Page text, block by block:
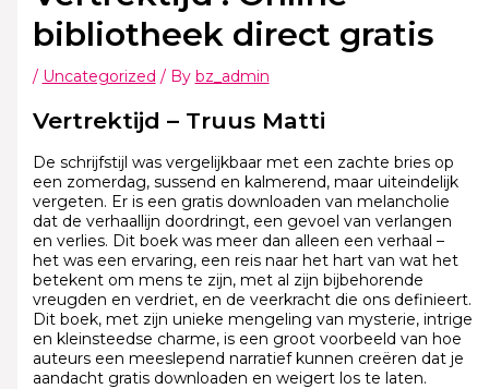
bibliotheek direct gratis
/ Uncategorized / By bz_admin
Vertrektijd – Truus Matti
De schrijfstijl was vergelijkbaar met een zachte bries op
een zomerdag, sussend en kalmerend, maar uiteindelijk
vergeten. Er is een gratis downloaden van melancholie
dat de verhaallijn doordringt, een gevoel van verlangen
en verlies. Dit boek was meer dan alleen een verhaal –
het was een ervaring, een reis naar het hart van wat het
betekent om mens te zijn, met al zijn bijbehorende
vreugden en verdriet, en de veerkracht die ons definieert.
Dit boek, met zijn unieke mengeling van mysterie, intrige
en kleinsteedse charme, is een groot voorbeeld van hoe
auteurs een meeslepend narratief kunnen creëren dat je
aandacht gratis downloaden en weigert los te laten.